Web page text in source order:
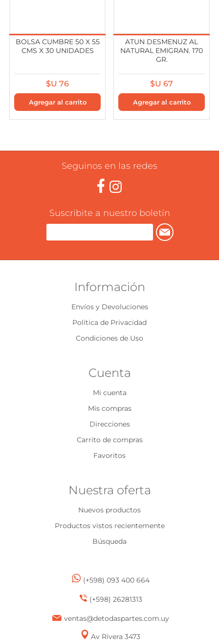
BOLSA CUMBRE 50 X 55
CMS X 30 UNIDADES
$U 76
ATUN DESMENUZ AL
NATURAL EMIGRAN. 170
GR.
$U 67
Seguinos en las redes
Suscribite a nuestro boletín
Información
Envíos y Devoluciones
Política de Privacidad
Condiciones de Uso
Cuenta
Mi cuenta
Mis compras
Direcciones
Carrito de compras
Favoritos
Nuestra oferta
Nuevos productos
Productos vistos recientemente
Búsqueda
(+598) 093 400 664
(+598) 26281313
ventas@detodaspartes.com.uy
Av Rivera 3473